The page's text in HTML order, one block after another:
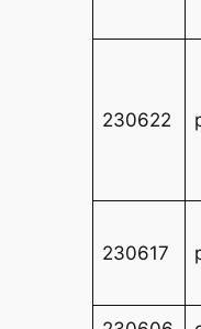
230622
230617